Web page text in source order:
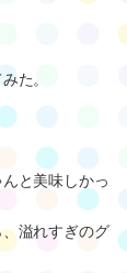
た。